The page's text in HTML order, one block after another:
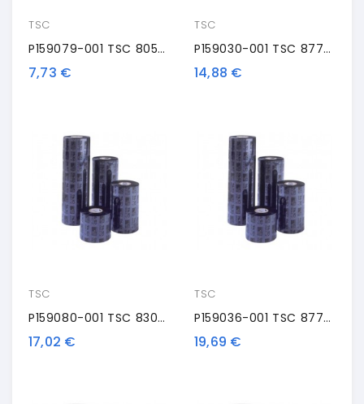
TSC
P159079-001 TSC 8050-SWX, TSC, Nastro Trasportatore Termico, Cera, 110 Mm, Nero
7,73 €
TSC
P159030-001 TSC 8770-PRE, TSC, Nastro Trasportatore Termico, Premium Resina, 110 Mm, Nero
14,88 €
TSC
P159080-001 TSC 8300-PWX, TSC, Nastro Trasportatore Termico, Premium Cera, 110 Mm, Nero
17,02 €
TSC
P159036-001 TSC 8770-PRE, TSC, Nastro Trasportatore Termico, Premium Resina, 60 Mm, Nero
19,69 €